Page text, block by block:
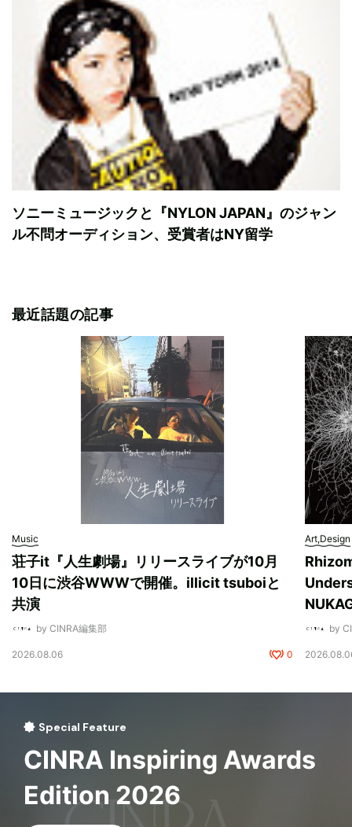
ソニーミュージックと『NYLON JAPAN』のジャン
ル不問オーディション、受賞者はNY留学
最近話題の記事
Music
荘子it『人生劇場』リリースライブが10月
10日に渋谷WWWで開催。illicit tsuboiと
共演
by CINRA編集部
2026.08.06 0
Art,Design
by
Special Feature
CINRA Inspiring Awards
Edition 2026